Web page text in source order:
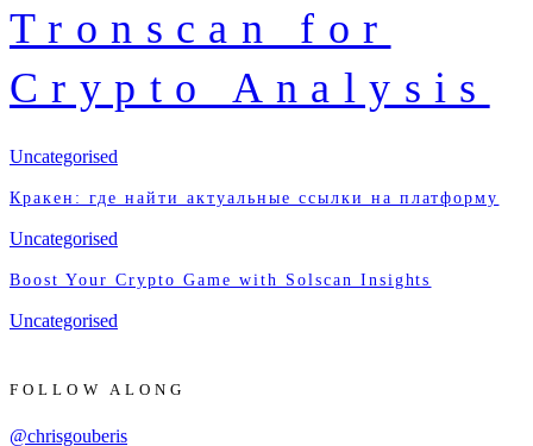
Tronscan for
Crypto Analysis
Uncategorised
Кракен: где найти актуальные ссылки на платформу
Uncategorised
Boost Your Crypto Game with Solscan Insights
Uncategorised
FOLLOW ALONG
@chrisgouberis